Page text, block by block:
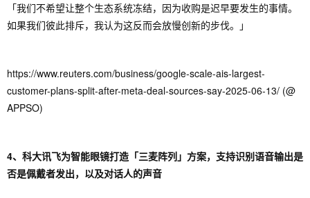
「我们不希望让整个生态系统冻结，因为收购是迟早要发生的事情。
如果我们彼此排斥，我认为这反而会放慢创新的步伐。」
https://www.reuters.com/business/google-scale-ais-largest-
customer-plans-split-after-meta-deal-sources-say-2025-06-13/ (@
APPSO)
4、科大讯飞为智能眼镜打造「三麦阵列」方案，支持识别语音输出是
否是佩戴者发出，以及对话人的声音